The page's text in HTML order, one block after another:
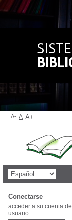
A- A A+
Conectarse
acceder a su cuenta de
usuario